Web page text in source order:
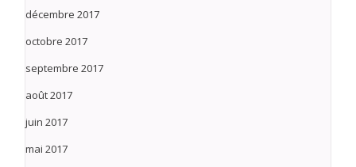
décembre 2017
octobre 2017
septembre 2017
août 2017
juin 2017
mai 2017